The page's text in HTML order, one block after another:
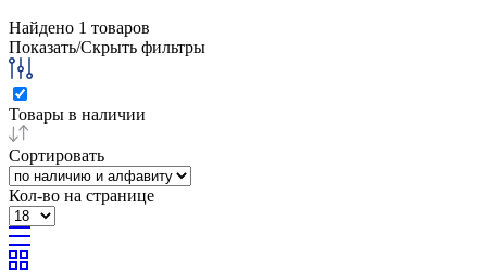
Найдено 1 товаров
Показать/Скрыть фильтры
Товары в наличии
Сортировать
Кол-во на странице